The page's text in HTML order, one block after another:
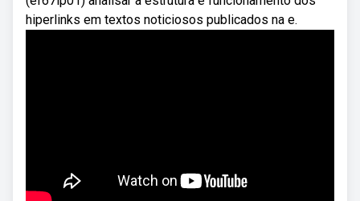
hiperlinks em textos noticiosos publicados na e.